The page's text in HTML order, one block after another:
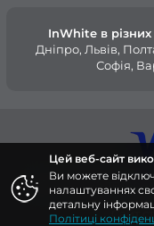
InWhite в різних
Дніпро, Львів,
Софія,
© 2015 — 2026,
Сайт
Цей веб-сайт
Ви можете
налаштуваннях
детальну
Політиці